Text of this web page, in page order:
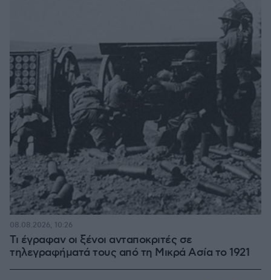
Τι έγραφαν οι ξένοι ανταποκριτές σε
τηλεγραφήματά τους από τη Μικρά Ασία το 1921
08.08.2026, 10:26